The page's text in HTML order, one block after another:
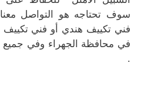
سوف تحتاجه هو التواصل
فني تكييف هندي أو فني
في محافظة الجهراء وفي جميع
.